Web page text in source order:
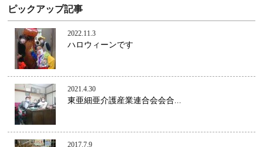
ピックアップ記事
2022.11.3
ハロウィーンです
2021.4.30
東亜細亜介護産業連合会会合...
2017.7.9